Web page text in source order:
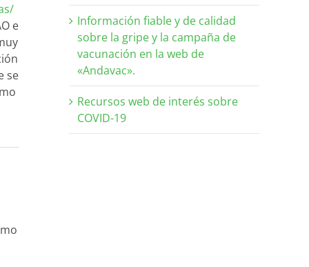
e
se
Información fiable y de calidad
sobre la gripe y la campaña de
vacunación en la web de
«Andavac».
Recursos web de interés sobre
COVID-19